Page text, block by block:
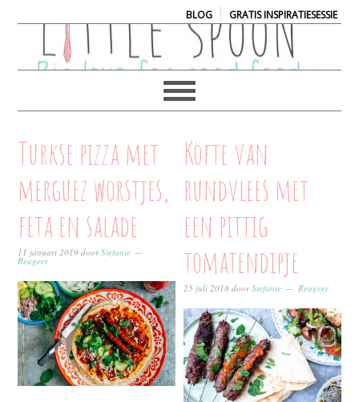
BLOG| GRATIS INSPIRATIESESSIE
Turkse pizza met
merguez worstjes,
feta en salade
11 januari 2019 doorStefanie
Reageer
Köfte van
rundvlees met
een pittig
tomatendipje
25 juli 2018 doorStefanie Reageer